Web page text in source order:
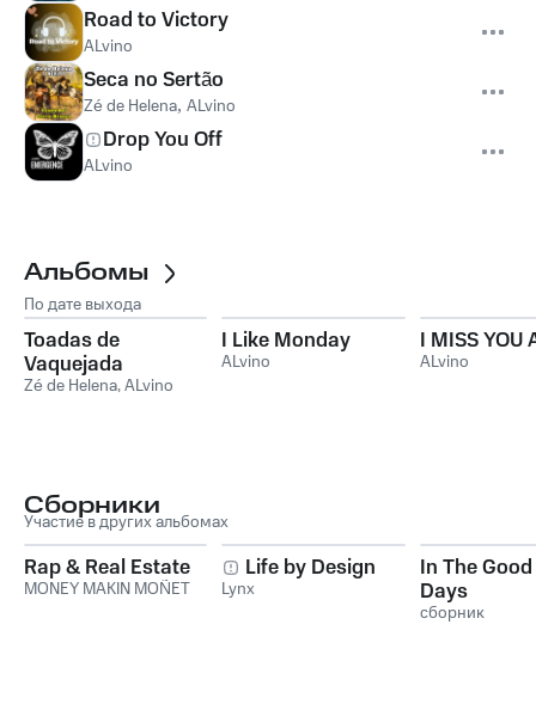
Road to Victory
ALvino
Seca no Sertão
Zé de Helena, ALvino
Drop You Off
ALvino
Альбомы
По дате выхода
Toadas de
Vaquejada
Zé de Helena,ALvino
I Like Monday
ALvino
I MISS YOU
ALvino
Сборники
Участие в других альбомах
Rap & Real Estate
MONEY MAKIN MOÑET
Life by Design
Lynx
In The
Days
сборник